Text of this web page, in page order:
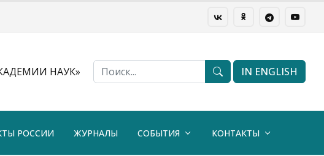
НАУК»
IN ENGLISH
РОССИИ ЖУРНАЛЫ СОБЫТИЯ КОНТАКТЫ